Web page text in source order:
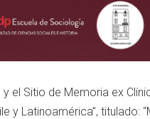
el Sitio de Memoria ex
y Latinoamérica”, titulado: